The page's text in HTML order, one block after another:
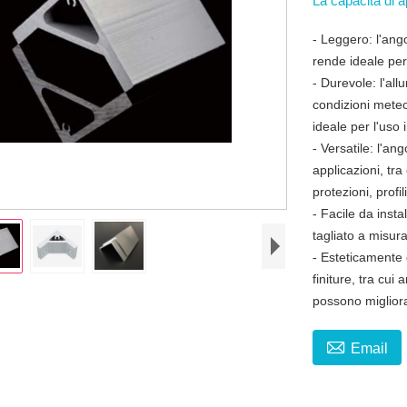
- Leggero:
rende ideale
- Durevole:
condizioni
ideale per l'uso
- Versatile:
applicazioni,
protezioni,
- Facile da
tagliato a
-
finiture, tra cui
possono
 Email